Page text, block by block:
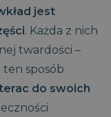
jest
. Każda z nich
twardości –
sposób
do swoich